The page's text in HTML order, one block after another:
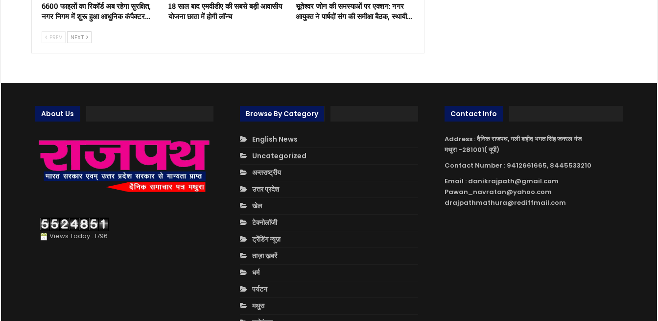
6600 फाइलों का रिकॉर्ड अब रहेगा सुरक्षित,
नगर निगम में शुरू हुआ आधुनिक कंपैक्टर…
18 साल बाद एमवीडीए की सबसे बड़ी आवासीय
योजना छाता में होगी लॉन्च
भूतेश्वर जोन की समस्याओं पर एक्शन: नगर
आयुक्त ने पार्षदों संग की समीक्षा बैठक, स्थायी…
PREV NEXT
About Us
Views Today : 1796
Browse By Category
English News
Uncategorized
अन्तराष्ट्रीय
उत्तर प्रदेश
खेल
टेक्नोलॉजी
ट्रेंडिंग न्यूज़
ताज़ा ख़बरें
धर्म
पर्यटन
मथुरा
Contact Info
Address : दैनिक राजपथ, गली शहीद भगत सिंह जनरल गंज
मथुरा -281001( यूपी)
Contact Number : 9412661665, 8445533210
Email : danikrajpath@gmail.com
Pawan_navratan@yahoo.com
drajpathmathura@rediffmail.com